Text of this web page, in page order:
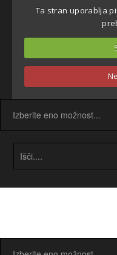
Ta stran uporablja